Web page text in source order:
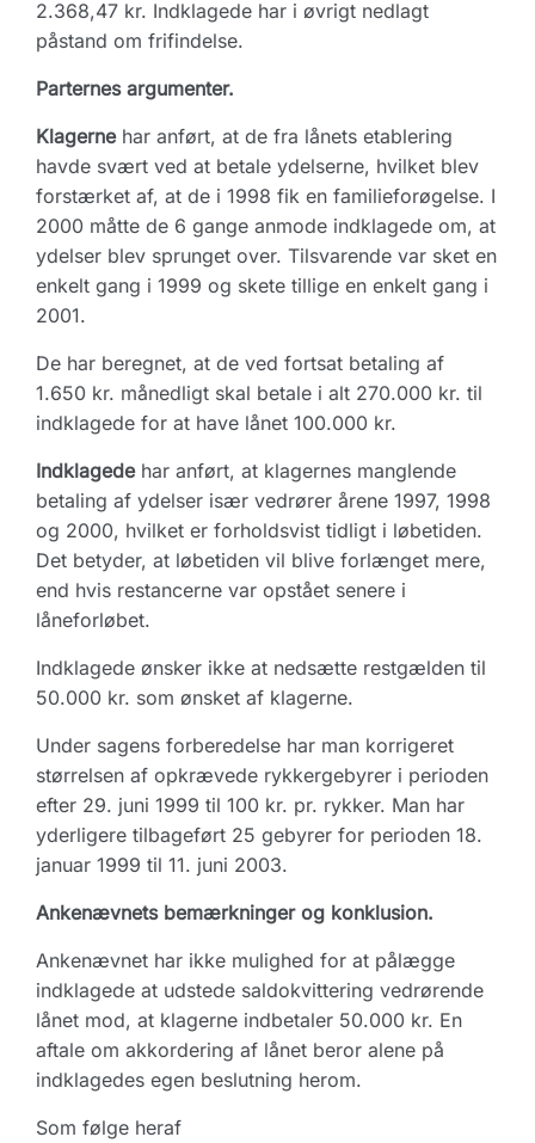
2.368,47 kr. Indklagede har i øvrigt nedlagt
påstand om frifindelse.
Parternes argumenter.
Klagernehar anført, at de fra lånets etablering
havde svært ved at betale ydelserne, hvilket blev
forstærket af, at de i 1998 fik en familieforøgelse. I
2000 måtte de 6 gange anmode indklagede om, at
ydelser blev sprunget over. Tilsvarende var sket en
enkelt gang i 1999 og skete tillige en enkelt gang i
2001.
De har beregnet, at de ved fortsat betaling af
1.650 kr. månedligt skal betale i alt 270.000 kr. til
indklagede for at have lånet 100.000 kr.
Indklagedehar anført, at klagernes manglende
betaling af ydelser især vedrører årene 1997, 1998
og 2000, hvilket er forholdsvist tidligt i løbetiden.
Det betyder, at løbetiden vil blive forlænget mere,
end hvis restancerne var opstået senere i
låneforløbet.
Indklagede ønsker ikke at nedsætte restgælden til
50.000 kr. som ønsket af klagerne.
Under sagens forberedelse har man korrigeret
størrelsen af opkrævede rykkergebyrer i perioden
efter 29. juni 1999 til 100 kr. pr. rykker. Man har
yderligere tilbageført 25 gebyrer for perioden 18.
januar 1999 til 11. juni 2003.
Ankenævnets bemærkninger og konklusion.
Ankenævnet har ikke mulighed for at pålægge
indklagede at udstede saldokvittering vedrørende
lånet mod, at klagerne indbetaler 50.000 kr. En
aftale om akkordering af lånet beror alene på
indklagedes egen beslutning herom.
Som følge heraf